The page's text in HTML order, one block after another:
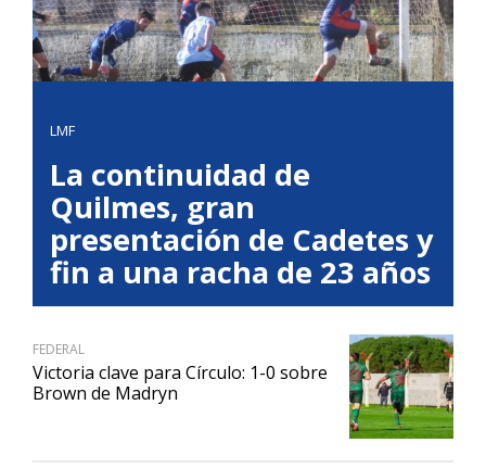
LMF
La continuidad de
Quilmes, gran
presentación de Cadetes y
fin a una racha de 23 años
FEDERAL
Victoria clave para Círculo: 1-0 sobre
Brown de Madryn